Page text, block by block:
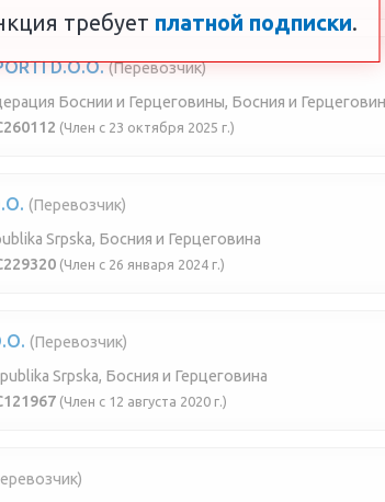
D.O.O. (Перевозчик)
Боснии и Герцеговины, Босния и
(Член с 23 октября 2025 г.)
(Перевозчик)
Srpska, Босния и Герцеговина
(Член с 26 января 2024 г.)
(Перевозчик)
Srpska, Босния и Герцеговина
(Член с 12 августа 2020 г.)
требует платной подписки.